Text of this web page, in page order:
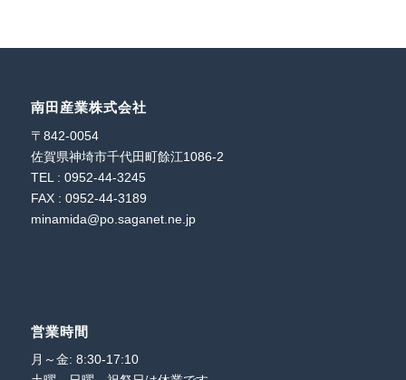
南田産業株式会社
〒842-0054
佐賀県神埼市千代田町餘江1086-2
TEL : 0952-44-3245
FAX : 0952-44-3189
minamida@po.saganet.ne.jp
営業時間
月～金: 8:30-17:10